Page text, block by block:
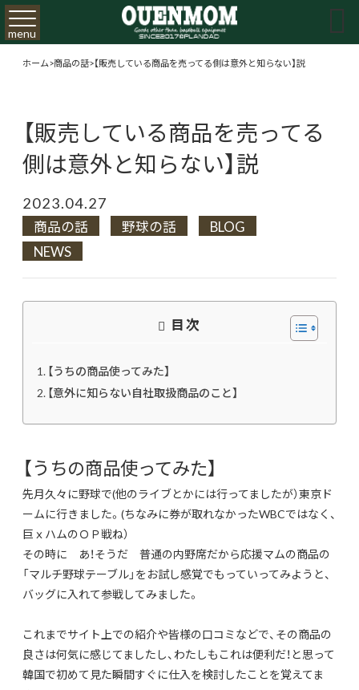
menu 
ホーム>商品の話>【販売している商品を売ってる側は意外と知らない】説
【販売している商品を売ってる
側は意外と知らない】説
2023.04.27
商品の話 野球の話
BLOG
NEWS
目次
【うちの商品使ってみた】
【意外に知らない自社取扱商品のこと】
【うちの商品使ってみた】
先月久々に野球で(他のライブとかには行ってましたが）東京ド
ームに行きました。(ちなみに券が取れなかったWBCではなく、
巨ｘハムのＯＰ戦ね）
その時に あ！そうだ 普通の内野席だから応援マムの商品の
「マルチ野球テーブル」をお試し感覚でもっていってみようと、
バッグに入れて参戦してみました。
これまでサイト上での紹介や皆様の口コミなどで、その商品の
良さは何気に感じてましたし、わたしもこれは便利だ！と思って
韓国で初めて見た瞬間すぐに仕入を検討したことを覚えてま